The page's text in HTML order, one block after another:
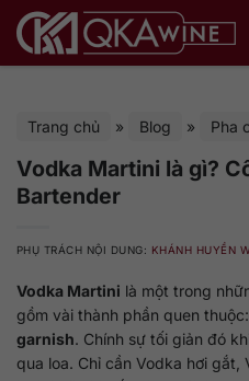
qua
Trang chủ » Blog » Pha
Vodka Martini là gì?
Bartender
PHỤ TRÁCH NỘI DUNG: KHÁNH HUYỀN
Vodka Martini là một trong
gồm vài thành phần quen thuộc:
garnish. Chính sự tối giản đó
qua loa. Chỉ cần Vodka hơi